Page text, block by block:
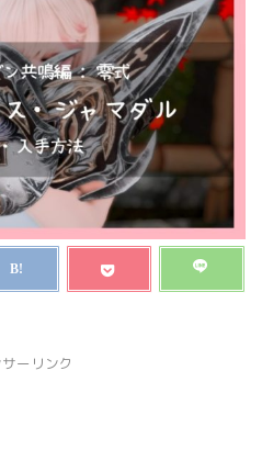
ーリンク